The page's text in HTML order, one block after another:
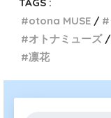
otona MUSE
オトナミューズ
凛花